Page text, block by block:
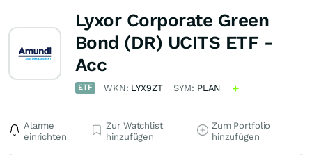
Lyxor Corporate Green
Bond (DR) UCITS ETF -
Acc
ETF WKN: LYX9ZT SYM: PLAN
Alarme
einrichten
Zur Watchlist
hinzufügen
Zum Portfolio
hinzufügen